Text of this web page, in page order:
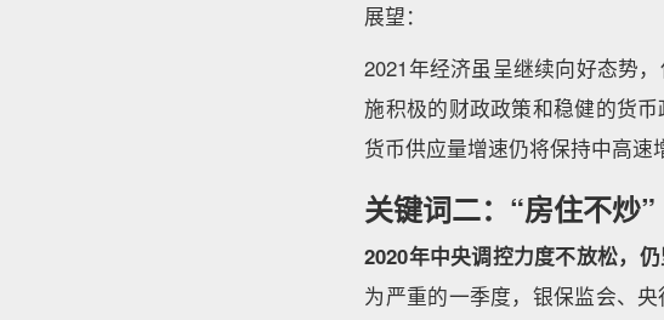
展望：
2021年经济虽呈继续向好态势
施积极的财政政策和稳健的货
货币供应量增速仍将保持中高速
关键词二：“房住不炒”
2020年中央调控力度不放松，
为严重的一季度，银保监会、